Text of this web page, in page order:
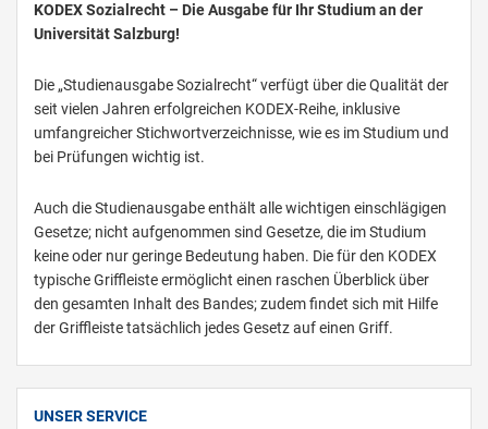
KODEX Sozialrecht – Die Ausgabe für Ihr Studium an der
Universität Salzburg!
Die „Studienausgabe Sozialrecht“ verfügt über die Qualität der
seit vielen Jahren erfolgreichen KODEX-Reihe, inklusive
umfangreicher Stichwortverzeichnisse, wie es im Studium und
bei Prüfungen wichtig ist.
Auch die Studienausgabe enthält alle wichtigen einschlägigen
Gesetze; nicht aufgenommen sind Gesetze, die im Studium
keine oder nur geringe Bedeutung haben. Die für den KODEX
typische Griffleiste ermöglicht einen raschen Überblick über
den gesamten Inhalt des Bandes; zudem findet sich mit Hilfe
der Griffleiste tatsächlich jedes Gesetz auf einen Griff.
UNSER SERVICE